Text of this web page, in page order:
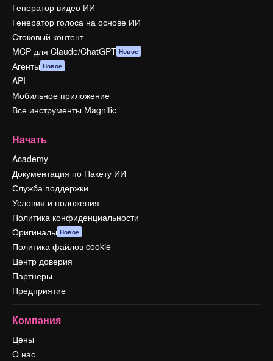
Генератор видео ИИ
Генератор голоса на основе ИИ
Стоковый контент
MCP для Claude/ChatGPT Новое
Агенты Новое
API
Мобильное приложение
Все инструменты Magnific
Начать
Academy
Документация по Пакету ИИ
Служба поддержки
Условия и положения
Политика конфиденциальности
Оригиналы Новое
Политика файлов cookie
Центр доверия
Партнеры
Предприятие
Компания
Цены
О нас